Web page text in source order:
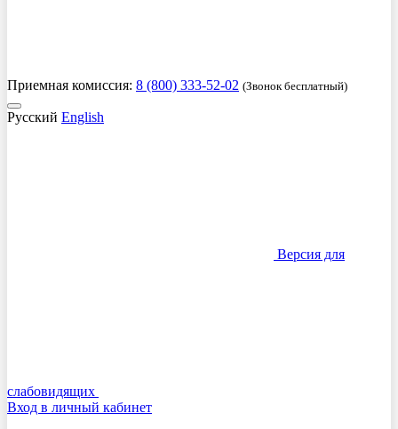
Приемная комиссия: 8 (800) 333-52-02 (Звонок бесплатный)
Русский English
Версия для
слабовидящих
Вход в личный кабинет